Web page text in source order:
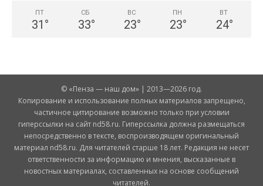
ПТ
31 °
СБ
33°
ВС
23°
ПН
23°
ВТ
24°
© «Пенза — наш дом» | 2013—2026 год.
Копирование и использование полных материалов запрещено,
частичное цитирование возможно только при условии
гиперссылки на сайт nd58.ru. Гиперссылка должна размещаться
непосредственно в тексте, воспроизводящем оригинальный
материал nd58.ru. Для читателей старше 18 лет. Редакция не несет
ответственности за информацию и мнения, высказанные в
новостных материалах, составленных на основе сообщений
читателей.